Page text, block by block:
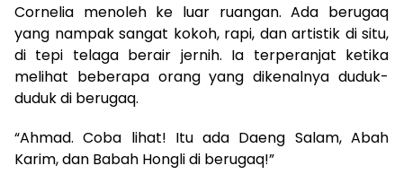
Cornelia menoleh ke luar ruangan. Ada berugaq
yang nampak sangat kokoh, rapi, dan artistik di situ,
di tepi telaga berair jernih. Ia terperanjat ketika
melihat beberapa orang yang dikenalnya duduk-
duduk di berugaq.
“Ahmad. Coba lihat! Itu ada Daeng Salam, Abah
Karim, dan Babah Hongli di berugaq!”